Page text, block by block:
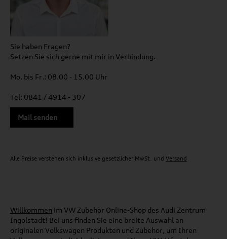
Sie haben Fragen?
Setzen Sie sich gerne mit mir in Verbindung.
Mo. bis Fr.: 08.00 - 15.00 Uhr
Tel: 0841 / 4914 - 307
Mail senden
Alle Preise verstehen sich inklusive gesetzlicher MwSt. und Versand
Willkommen im VW Zubehör Online-Shop des Audi Zentrum
Ingolstadt! Bei uns finden Sie eine breite Auswahl an
originalen Volkswagen Produkten und Zubehör, um Ihren